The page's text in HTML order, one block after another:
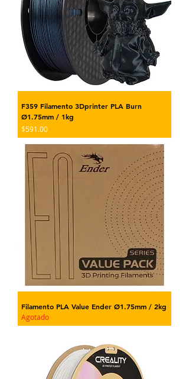
F359 Filamento 3Dprinter PLA Burn
Ø1.75mm / 1kg
Precio
$591.00
Filamento PLA Value Ender Ø1.75mm / 2kg
Agotado